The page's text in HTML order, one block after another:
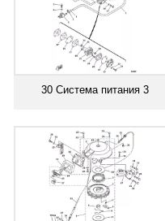
30 Система питания 3